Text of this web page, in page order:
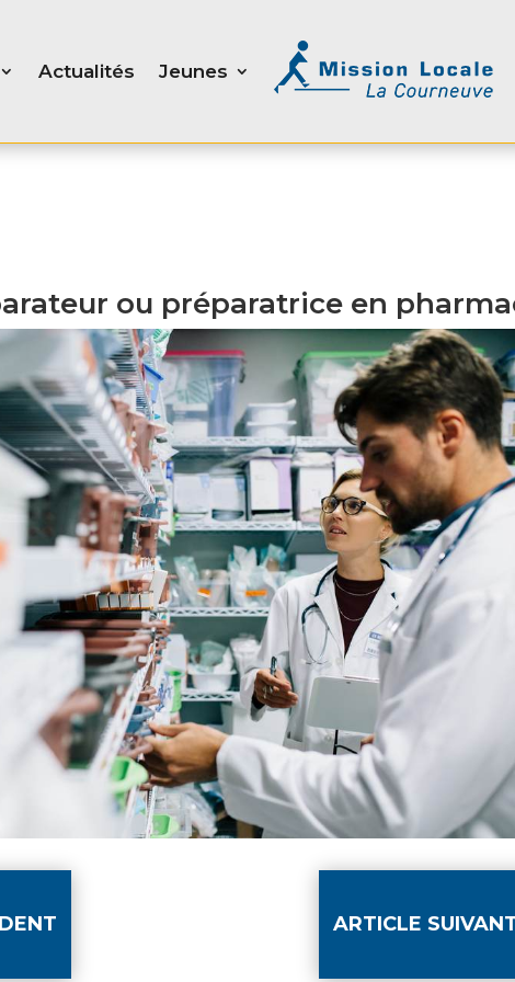
Actualités Jeunes
ou préparatrice en
ARTICLE